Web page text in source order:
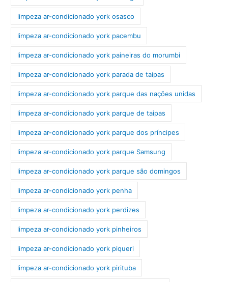
limpeza ar-condicionado york osasco
limpeza ar-condicionado york pacembu
limpeza ar-condicionado york paineiras do morumbi
limpeza ar-condicionado york parada de taipas
limpeza ar-condicionado york parque das nações unidas
limpeza ar-condicionado york parque de taipas
limpeza ar-condicionado york parque dos príncipes
limpeza ar-condicionado york parque Samsung
limpeza ar-condicionado york parque são domingos
limpeza ar-condicionado york penha
limpeza ar-condicionado york perdizes
limpeza ar-condicionado york pinheiros
limpeza ar-condicionado york piqueri
limpeza ar-condicionado york pirituba